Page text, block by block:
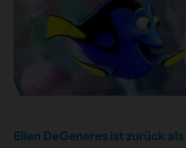
Ellen DeGeneres ist zurück